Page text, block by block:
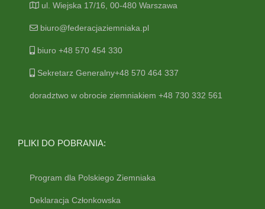
ul. Wiejska 17/16, 00-480 Warszawa
biuro@federacjaziemniaka.pl
biuro +48 570 454 330
Sekretarz Generalny+48 570 464 337
doradztwo w obrocie ziemniakiem +48 730 332 561
PLIKI DO POBRANIA:
Program dla Polskiego Ziemniaka
Deklaracja Członkowska